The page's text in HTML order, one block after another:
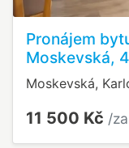
Pronájem
Moskevská,
Moskevská,
11 500 Kč /